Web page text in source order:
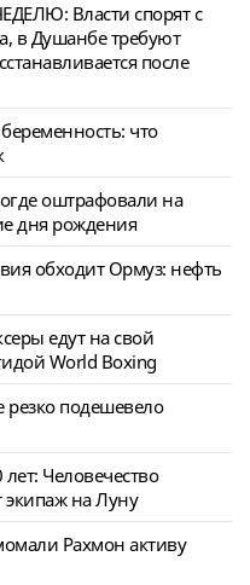
Власти спорят с
в Душанбе требуют
после
что
оштрафовали на
дня рождения
обходит Ормуз: нефть
едут на свой
World Boxing
резко подешевело
лет: Человечество
экипаж на Луну
Рахмон активу